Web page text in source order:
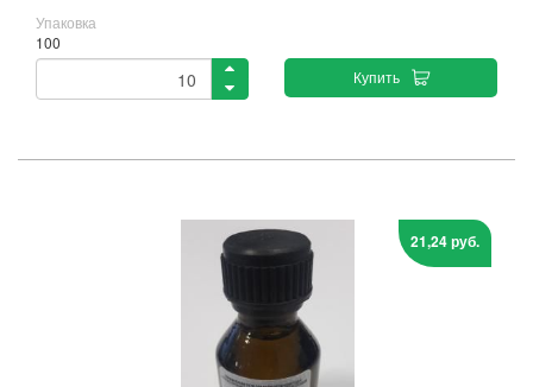
Упаковка
100
Купить
21,24 руб.